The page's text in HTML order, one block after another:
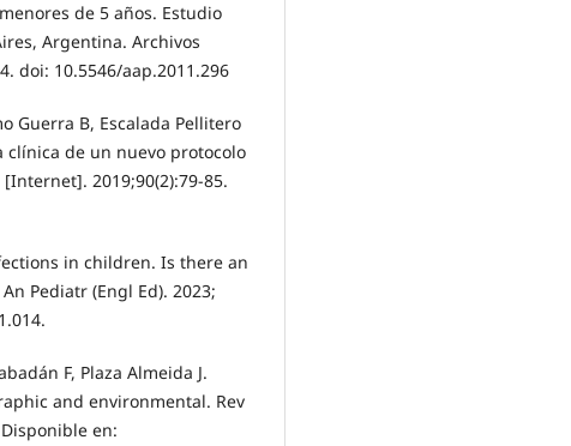
de 5 años. Estudio
Argentina. Archivos
doi: 10.5546/aap.2011.296
Guerra B, Escalada Pellitero
clínica de un nuevo protocolo
2019;90(2):79-85.
in children. Is there an
Pediatr (Engl Ed). 2023;
F, Plaza Almeida J.
and environmental. Rev
en: